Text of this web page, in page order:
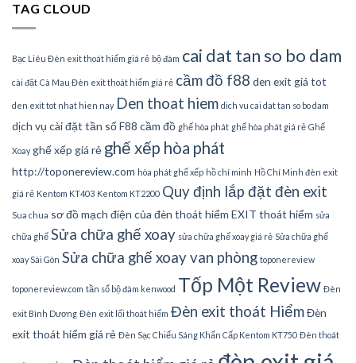
TAG CLOUD
Bạc Liêu Đèn exit thoát hiểm giá rẻ bộ đàm cai dat tan so bo dam
cài đặt Cà Mau Đèn exit thoát hiểm giá rẻ cầm đồ f88 den exit giá tot
den exit tot nhat hien nay Den thoat hiem dich vu cai dat tan so bo dam
dịch vụ cài đặt tần sốF88 cầm đồ ghế hòa phát ghế hòa phát giá rẻ Ghế
Xoay ghế xếp giá rẻ ghế xếp hòa phát
http://toponereview.com hòa phát ghế xếp hồ chí minh Hồ Chí Minh đèn exit
giá rẻ Kentom KT403 Kentom KT2200 Quy định lắp đặt đèn exit
Sua chua sơ đồ mạch điện của đèn thoát hiểm EXIT thoát hiểm sửa
chữa ghế Sửa chữa ghế xoay sửa chữa ghế xoay giá rẻ Sửa chữa ghế
xoay Sài Gòn Sửa chữa ghế xoay van phòng toponereview
toponereview.com tần số bộ đàm kenwood Tốp Một Review Đèn
exit Bình Dương Đèn exit lối thoát hiểm Đèn exit thoát HiểmĐèn
exit thoát hiểm giá rẻ Đèn Sạc Chiếu Sáng Khẩn Cấp Kentom KT750 Đèn thoát